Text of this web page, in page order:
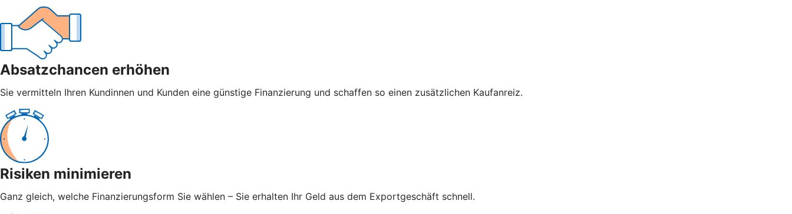
Absatzchancen erhöhen
Sie vermitteln Ihren Kundinnen und Kunden eine günstige Finanzierung und schaffen so einen zusätzlichen Kaufanreiz.
Risiken minimieren
Ganz gleich, welche Finanzierungsform Sie wählen – Sie erhalten Ihr Geld aus dem Exportgeschäft schnell.